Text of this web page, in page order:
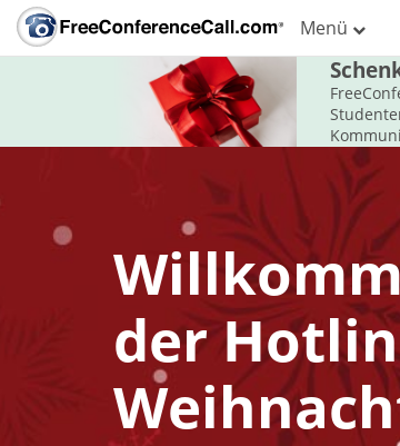
Menü
der